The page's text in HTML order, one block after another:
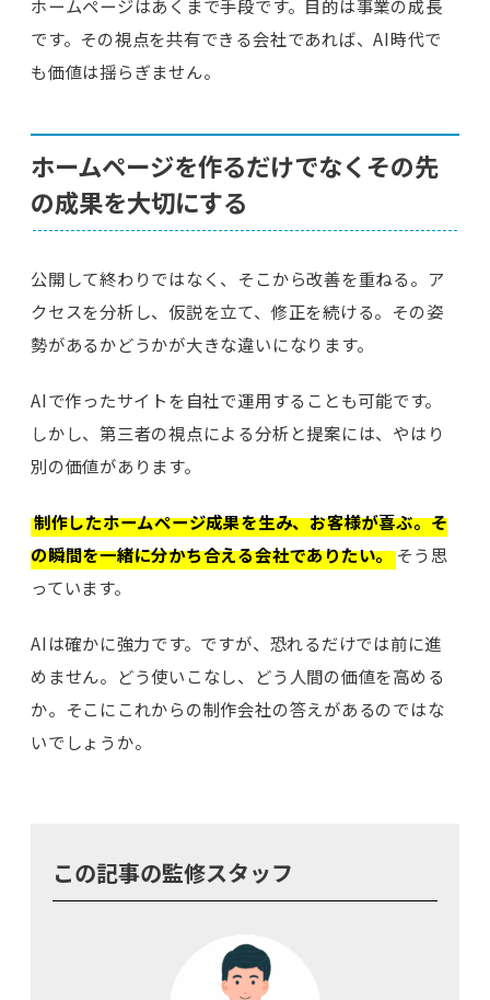
ホームページはあくまで手段です。目的は事業の成長
です。その視点を共有できる会社であれば、AI時代で
も価値は揺らぎません。
ホームページを作るだけでなくその先
の成果を大切にする
公開して終わりではなく、そこから改善を重ねる。ア
クセスを分析し、仮説を立て、修正を続ける。その姿
勢があるかどうかが大きな違いになります。
AIで作ったサイトを自社で運用することも可能です。
しかし、第三者の視点による分析と提案には、やはり
別の価値があります。
制作したホームページ成果を生み、お客様が喜ぶ。そ
の瞬間を一緒に分かち合える会社でありたい。そう思
っています。
AIは確かに強力です。ですが、恐れるだけでは前に進
めません。どう使いこなし、どう人間の価値を高める
か。そこにこれからの制作会社の答えがあるのではな
いでしょうか。
この記事の監修スタッフ